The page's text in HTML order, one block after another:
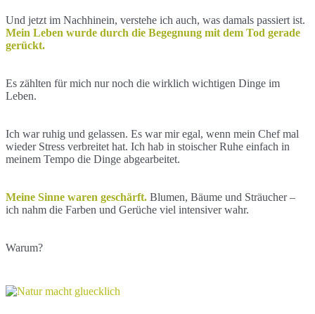
Und jetzt im Nachhinein, verstehe ich auch, was damals passiert ist.
Mein Leben wurde durch die Begegnung mit dem Tod gerade
gerückt.
Es zählten für mich nur noch die wirklich wichtigen Dinge im
Leben.
Ich war ruhig und gelassen. Es war mir egal, wenn mein Chef mal
wieder Stress verbreitet hat. Ich hab in stoischer Ruhe einfach in
meinem Tempo die Dinge abgearbeitet.
Meine Sinne waren geschärft. Blumen, Bäume und Sträucher –
ich nahm die Farben und Gerüche viel intensiver wahr.
Warum?